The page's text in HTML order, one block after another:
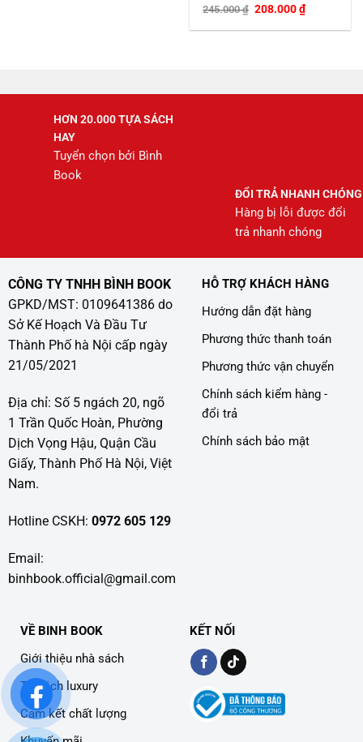
245.000₫ Giá
gốc
là:
208.000₫Giá
hiện
tại
HƠN 20.000 TỰA SÁCH
HAY
Tuyển chọn bởi Bình
Book
ĐỔI TRẢ NHANH CHÓNG
Hàng bị lỗi được đổi
trả nhanh chóng
CÔNG TY TNHH BÌNH BOOK
GPKD/MST: 0109641386 do
Sở Kế Hoạch Và Đầu Tư
Thành Phố hà Nội cấp ngày
21/05/2021
Địa chỉ: Số 5 ngách 20, ngõ
1 Trần Quốc Hoàn, Phường
Dịch Vọng Hậu, Quận Cầu
Giấy, Thành Phố Hà Nội, Việt
Nam.
Hotline CSKH: 0972 605 129
Email:
binhbook.official@gmail.com
HỖ TRỢ KHÁCH HÀNG
Hướng dẫn đặt hàng
Phương thức thanh toán
Phương thức vận chuyển
Chính sách kiểm hàng -
đổi trả
Chính sách bảo mật
VỀ BINH BOOK
Giới thiệu nhà sách
Tủ sách luxury
Cam kết chất lượng
KẾT NỐI